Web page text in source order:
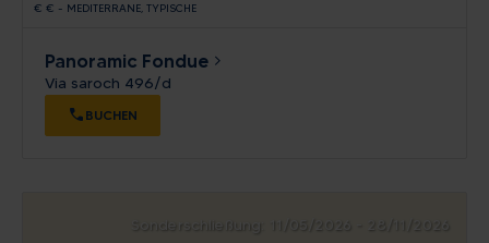
€ € - MEDITERRANE TYPISCHE
Panoramic Fondue
Via saroch 496/d
BUCHEN
Sonderschließung: 11/05/2026 - 28/11/2026